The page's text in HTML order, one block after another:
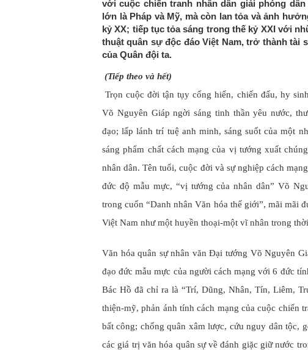
với cuộc chiến tranh nhân dân giải phóng
lớn là Pháp và Mỹ, mà còn lan tỏa và ảnh
kỷ XX; tiếp tục tỏa sáng trong thế kỷ XXI với
thuật quân sự độc đáo Việt Nam, trở thành tài
của Quân đội ta.
(Tiếp theo và hết)
Trọn cuộc đời tận tụy cống hiến, chiến đấu, hy
Võ Nguyên Giáp ngời sáng tinh thần yêu nước,
đạo; lấp lánh trí tuệ anh minh, sáng suốt của một
sáng phẩm chất cách mạng của vị tướng xuất
nhân dân. Tên tuổi, cuộc đời và sự nghiệp cách
đức độ mẫu mực, “vị tướng của nhân dân” Võ
trong cuốn “Danh nhân Văn hóa thế giới”, mãi mãi
Việt Nam như một huyền thoại-một vĩ nhân trong
Văn hóa quân sự nhân văn Đại tướng Võ Nguyên
đạo đức mẫu mực của người cách mạng với 6 đức
Bác Hồ đã chỉ ra là “Trí, Dũng, Nhân, Tín, Liêm,
thiện-mỹ, phản ánh tính cách mạng của cuộc chiến
bất công; chống quân xâm lược, cứu nguy dân tộc,
các giá trị văn hóa quân sự về đánh giặc giữ nước